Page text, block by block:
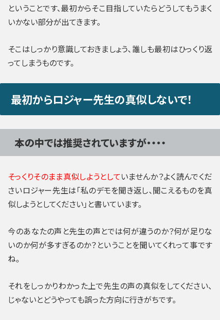
ということです、最初からそこ目指していたらどうしてもうまく
いかない部分が出てきます。
そこはしっかり意識しておきましょう、誰しも最初はひっくり返
ってしまうものです。
最初からロジャー先生の真似しないで！
本の中では推奨されていますが・・・・
そっくりそのまま真似しようとしていませんか？よく読んでくだ
さいロジャー先生は「私のデモを聞き返し、聞こえるものを真
似しようとしてください」 と書いています。
今のあなたの声と先生の声とでは何が違うのか？何が足りな
いのか何が多すぎるのか？ ということを聞いてくれって事です
ね。
それをしっかりわかった上で先生の声の真似をしてください、
じゃないとどうやっても誤った方向に行きがちです。